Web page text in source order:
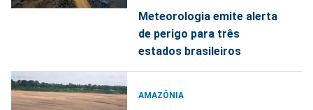
Meteorologia emite alerta
de perigo para três
estados brasileiros
AMAZÔNIA